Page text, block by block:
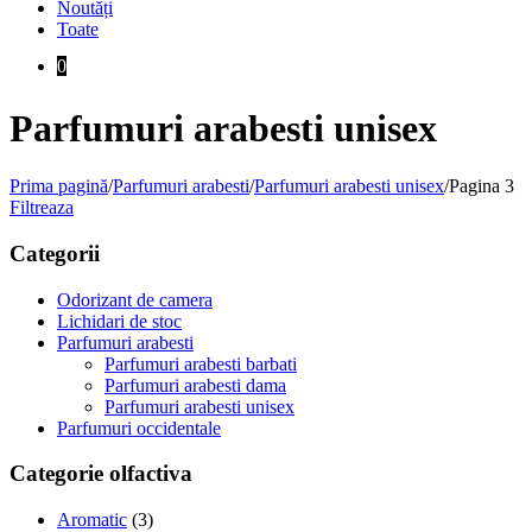
Noutăți
Toate
0
Parfumuri arabesti unisex
Prima pagină/Parfumuri arabesti/Parfumuri arabesti unisex/Pagina 3
Filtreaza
Categorii
Odorizant de camera
Lichidari de stoc
Parfumuri arabesti
Parfumuri arabesti barbati
Parfumuri arabesti dama
Parfumuri arabesti unisex
Parfumuri occidentale
Categorie olfactiva
Aromatic (3)